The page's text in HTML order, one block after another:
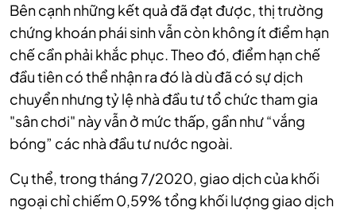
Bên cạnh những kết quả đã đạt được, thị trường
chứng khoán phái sinh vẫn còn không ít điểm hạn
chế cần phải khắc phục. Theo đó, điểm hạn chế
đầu tiên có thể nhận ra đó là dù đã có sự dịch
chuyển nhưng tỷ lệ nhà đầu tư tổ chức tham gia
"sân chơi" này vẫn ở mức thấp, gần như “vắng
bóng” các nhà đầu tư nước ngoài.
Cụ thể, trong tháng 7/2020, giao dịch của khối
ngoại chỉ chiếm 0,59% tổng khối lượng giao dịch